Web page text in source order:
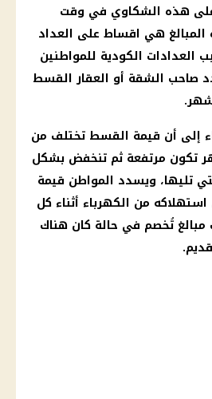
هذه الشكاوي في وقت
هي اقساط على العداد
العدادات الكودية للمواطنين
صاحب الشقة أو العقار القسط
إلى أن قيمة القسط تختلف من
تكون مرتفعة ثم تنخفض بشكل
تليها، ويسدد المواطن قيمة
من الكهرباء أثناء كل
تُخصم في حالة كان هناك